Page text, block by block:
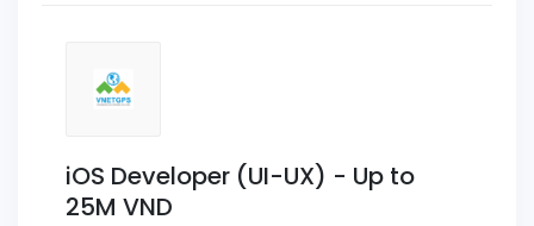
iOS Developer (UI-UX) - Up to
25M VND